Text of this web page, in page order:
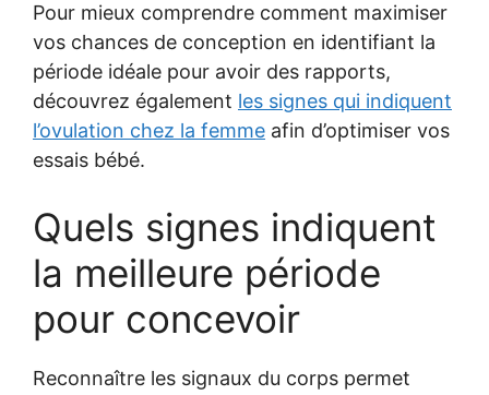
Pour mieux comprendre comment maximiser
vos chances de conception en identifiant la
période idéale pour avoir des rapports,
découvrez également les signes qui indiquent
l’ovulation chez la femme afin d’optimiser vos
essais bébé.
Quels signes indiquent
la meilleure période
pour concevoir
Reconnaître les signaux du corps permet